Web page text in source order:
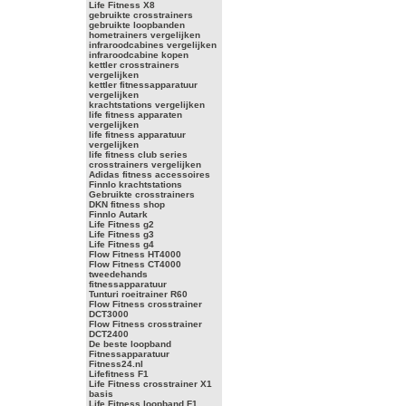
Life Fitness X8
gebruikte crosstrainers
gebruikte loopbanden
hometrainers vergelijken
infraroodcabines vergelijken
infraroodcabine kopen
kettler crosstrainers
vergelijken
kettler fitnessapparatuur
vergelijken
krachtstations vergelijken
life fitness apparaten
vergelijken
life fitness apparatuur
vergelijken
life fitness club series
crosstrainers vergelijken
Adidas fitness accessoires
Finnlo krachtstations
Gebruikte crosstrainers
DKN fitness shop
Finnlo Autark
Life Fitness g2
Life Fitness g3
Life Fitness g4
Flow Fitness HT4000
Flow Fitness CT4000
tweedehands
fitnessapparatuur
Tunturi roeitrainer R60
Flow Fitness crosstrainer
DCT3000
Flow Fitness crosstrainer
DCT2400
De beste loopband
Fitnessapparatuur
Fitness24.nl
Lifefitness F1
Life Fitness crosstrainer X1
basis
Life Fitness loopband F1